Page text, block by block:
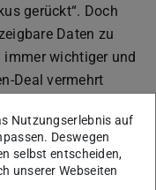
gerückt“. Doch
Daten zu
immer wichtiger und
Deal vermehrt
digitale“ Software
I3DEnergy – treffe
Nutzungserlebnis auf
Deswegen
selbst entscheiden,
unserer Webseiten